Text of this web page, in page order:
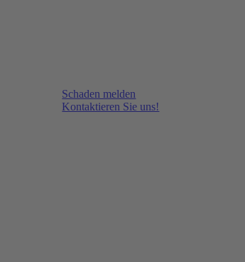
Schaden melden
Kontaktieren Sie uns!